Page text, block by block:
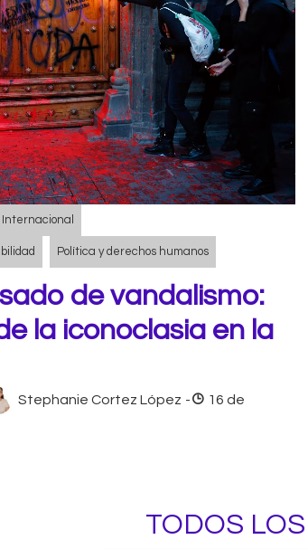
Internacional
Política y derechos humanos
de vandalismo:
la iconoclasia en la
Stephanie Cortez López -
16 de
TODOS